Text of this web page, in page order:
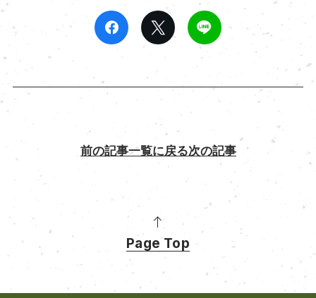
前の記事一覧に戻る次の記事
Page Top